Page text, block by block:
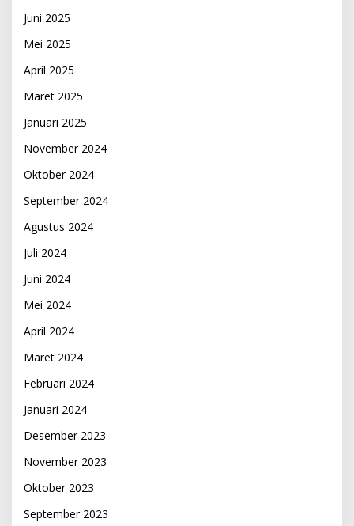
Juni 2025
Mei 2025
April 2025
Maret 2025
Januari 2025
November 2024
Oktober 2024
September 2024
Agustus 2024
Juli 2024
Juni 2024
Mei 2024
April 2024
Maret 2024
Februari 2024
Januari 2024
Desember 2023
November 2023
Oktober 2023
September 2023